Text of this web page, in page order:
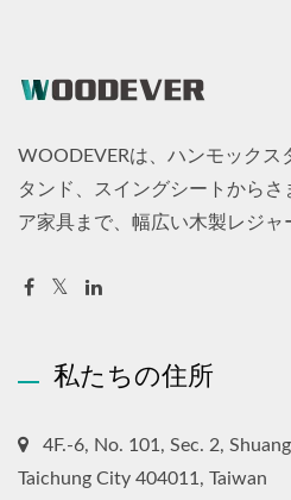
WOODEVERは、ハンモックス
タンド、スイングシートから
ア家具まで、幅広い木製レジャ
私たちの住所
4F.-6, No. 101, Sec. 2,
Taichung City 404011, Taiwan